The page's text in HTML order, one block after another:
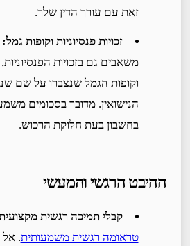
זאת עם עורך הדין שלך.
זכויות פנסיוניות וקופות גמל:
משאבים גם בזכויות
וקופות הגמל שנצברו על שם שני
הנישואין. מדובר בסכומים
בחשבון בעת חלוקת הרכוש.
ההיבט הרגשי והמעשי
קבלי תמיכה רגשית
טראומה רגשית משמעותית. אל